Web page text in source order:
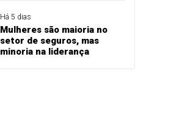
Há 5 dias
Mulheres são maioria no
setor de seguros, mas
minoria na liderança